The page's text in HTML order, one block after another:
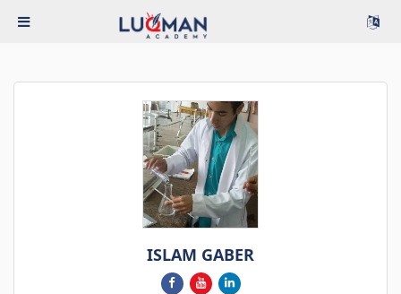
ISLAM GABER